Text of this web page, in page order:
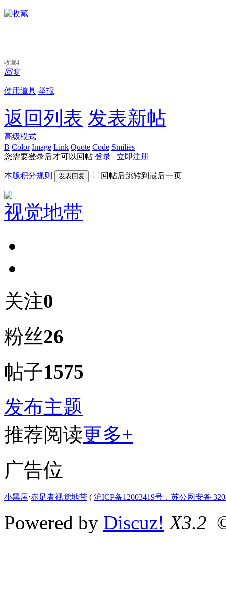
收藏4
回复
使用道具 举报
返回列表 发表新帖
高级模式
B Color Image Link Quote Code Smilies
您需要登录后才可以回帖 登录 | 立即注册
本版积分规则 发表回复 回帖后跳转到最后一页
视觉地带
关注0
粉丝26
帖子1575
发布主题
推荐阅读更多+
广告位
小黑屋⋅赤足者视觉地带 ( 沪ICP备12003419号，苏公网安备
Powered by Discuz! X3.2